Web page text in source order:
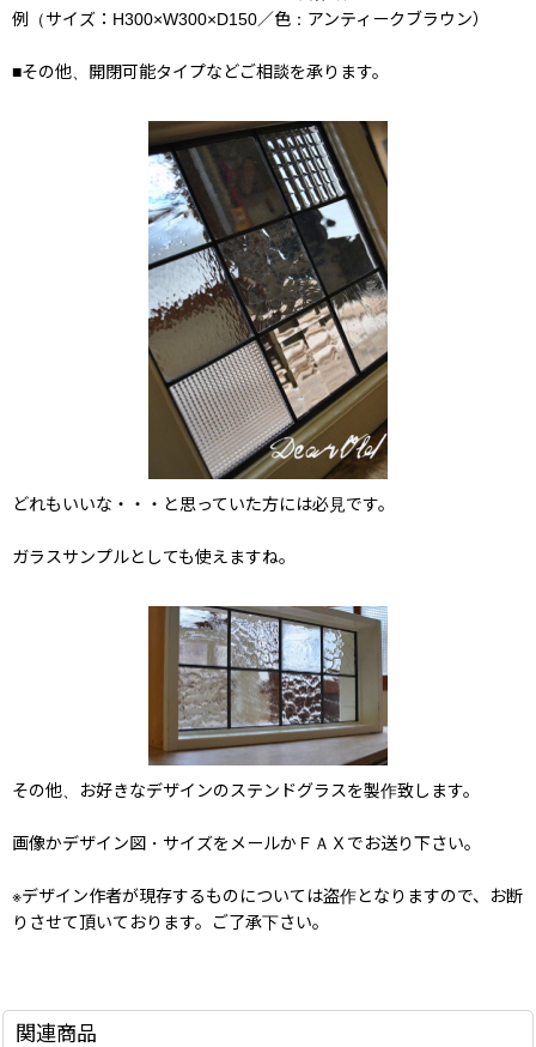
例（サイズ：H300×W300×D150／色：アンティークブラウン）
■その他、開閉可能タイプなどご相談を承ります。
どれもいいな・・・と思っていた方には必見です。
ガラスサンプルとしても使えますね。
その他、お好きなデザインのステンドグラスを製作致します。
画像かデザイン図・サイズをメールかＦＡＸでお送り下さい。
※デザイン作者が現存するものについては盗作となりますので、お断
りさせて頂いております。ご了承下さい。
関連商品